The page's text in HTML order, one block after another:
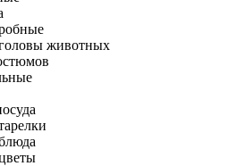
животных